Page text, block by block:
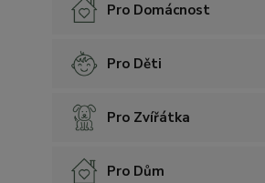
Pro Domácnost
Pro Děti
Pro Zvířátka
Pro Dům